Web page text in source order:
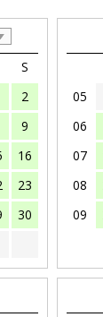
S
2
9
16
23
30
05
06
07
08
09